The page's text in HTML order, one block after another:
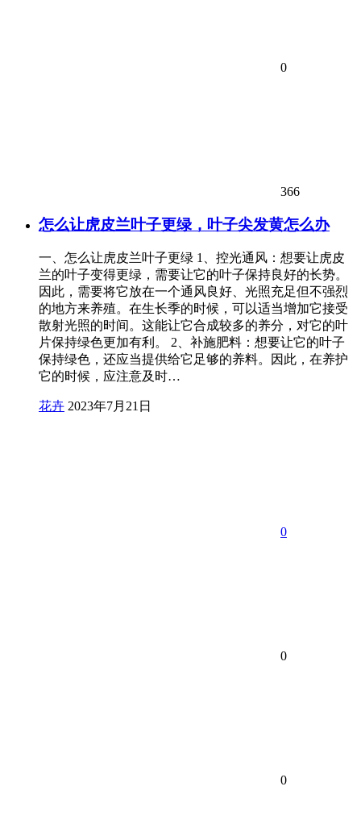
0
366
怎么让虎皮兰叶子更绿，叶子尖发黄怎么办
一、怎么让虎皮兰叶子更绿 1、控光通风：想要让虎皮
兰的叶子变得更绿，需要让它的叶子保持良好的长势。
因此，需要将它放在一个通风良好、光照充足但不强烈
的地方来养殖。在生长季的时候，可以适当增加它接受
散射光照的时间。这能让它合成较多的养分，对它的叶
片保持绿色更加有利。 2、补施肥料：想要让它的叶子
保持绿色，还应当提供给它足够的养料。因此，在养护
它的时候，应注意及时…
花卉 2023年7月21日
0
0
0